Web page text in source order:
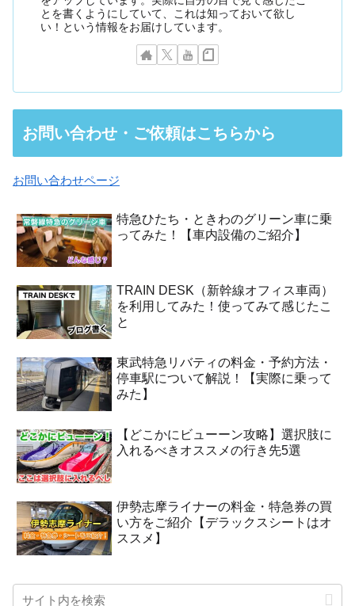
とを書くようにしていて、これは知っておいて欲し
い！という情報をお届けしています。
お問い合わせ・ご依頼はこちらから
お問い合わせページ
特急ひたち・ときわのグリーン車に乗
ってみた！【車内設備のご紹介】
TRAIN DESK（新幹線オフィス車両）
を利用してみた！使ってみて感じたこ
と
東武特急リバティの料金・予約方法・
停車駅について解説！【実際に乗って
みた】
【どこかにビューーン攻略】選択肢に
入れるべきオススメの行き先5選
伊勢志摩ライナーの料金・特急券の買
い方をご紹介【デラックスシートはオ
ススメ】